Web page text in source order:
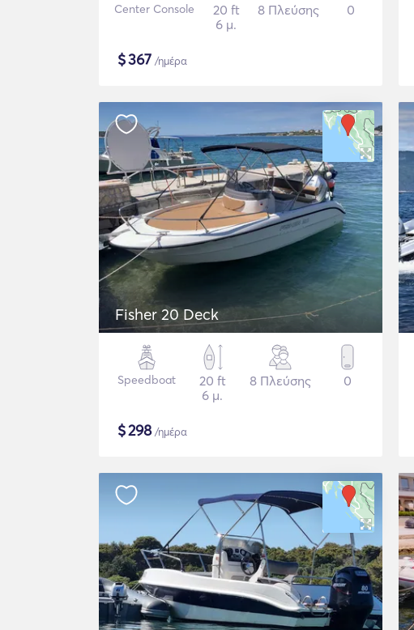
Center Console
20 ft
6 μ.
8 Πλεύσης 0
$367 /ημέρα
Fisher 20 Deck
Speedboat
20 ft
6 μ.
8 Πλεύσης 0
$298/ημέρα